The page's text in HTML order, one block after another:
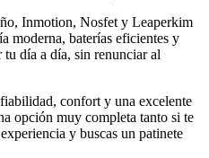
Inmotion, Nosfet y Leaperkim
moderna, baterías eficientes y
tu día a día, sin renunciar al
confort y una excelente
opción muy completa tanto si te
y buscas un patinete